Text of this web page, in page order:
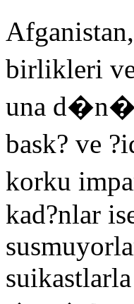
birlikleri
una
bask? ve
korku
kad?nlar